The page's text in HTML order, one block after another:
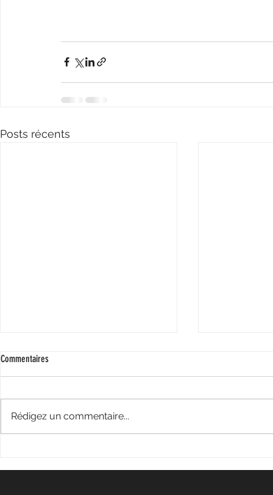
Posts récents
Commentaires
Rédigez un commentaire...